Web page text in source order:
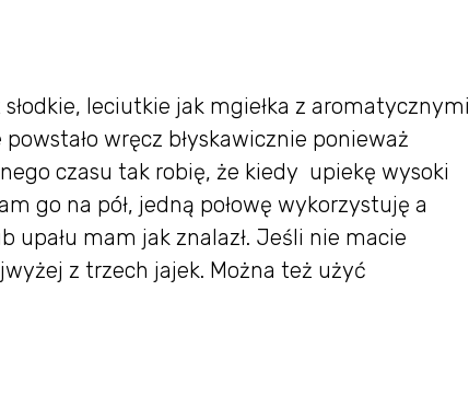
leciutkie jak mgiełka z aromatycznymi
wręcz błyskawicznie ponieważ
czasu tak robię, że kiedy upiekę wysoki
go na pół, jedną połowę wykorzystuję a
upału mam jak znalazł. Jeśli nie macie
z trzech jajek. Można też użyć